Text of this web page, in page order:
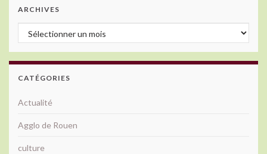
ARCHIVES
Archives
CATÉGORIES
Actualité
Agglo de Rouen
culture